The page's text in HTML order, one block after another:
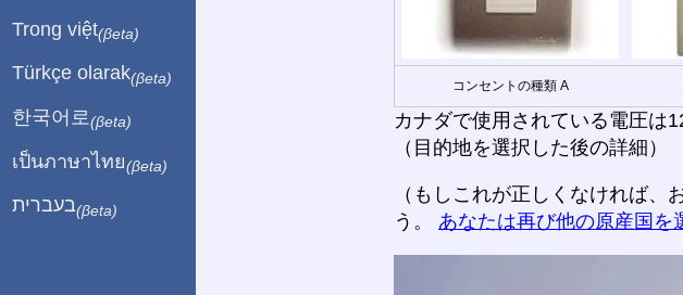
コンセントの種類 A
カナダで使用されている電圧は
（目的地を選択した後の詳細）
（もしこれが正しくなければ
う。 あなたは再び他の原産国を
Trong việt(βeta)
Türkçe olarak(βeta)
한국어로 (βeta)
เป็นภาษาไทย(βeta)
בעברית(βeta)